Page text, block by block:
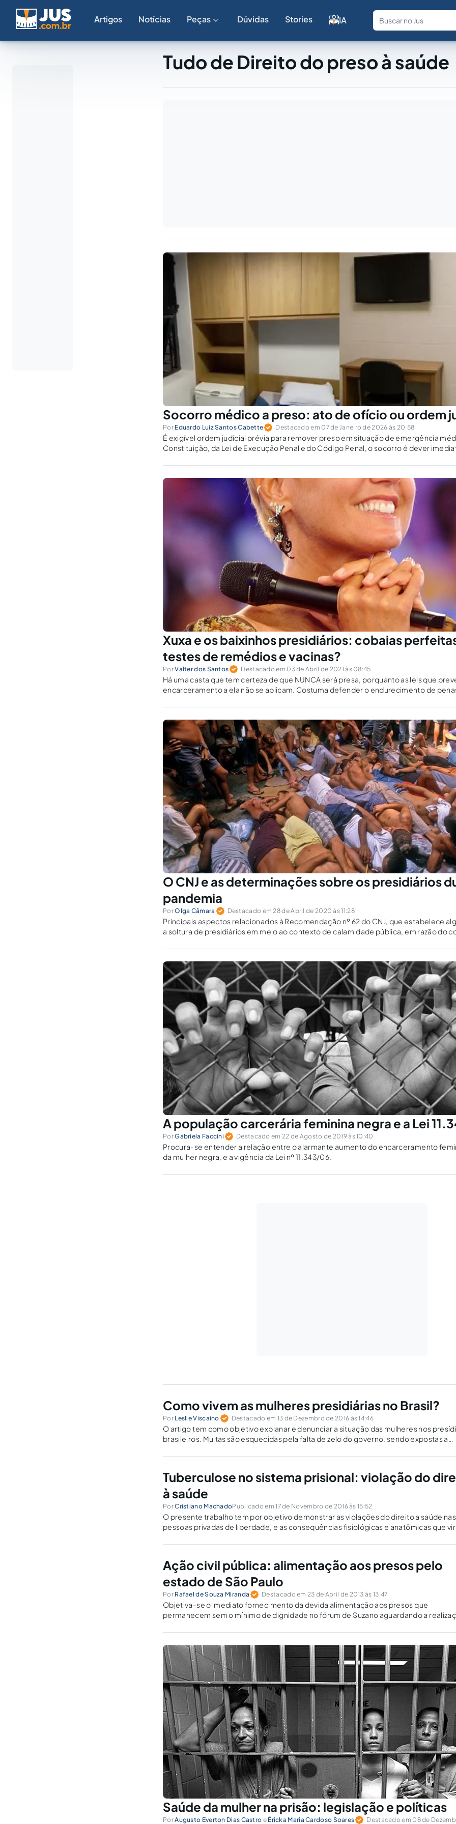
Artigos Notícias Peças Dúvidas Stories IA
Fale com
Tudo de Direito do preso à saúde
Socorro médico a preso: ato de ofício ou ordem
Por Eduardo Luiz Santos Cabette Destacado em 07 de Janeiro de 2026 às 20:58
É exigível ordem judicial prévia para remover preso em situação de emergência
Constituição, da Lei de Execução Penal e do Código Penal, o socorro é dever
Xuxa e os baixinhos presidiários: cobaias
testes de remédios e vacinas?
PorValter dos Santos Destacado em 03 de Abril de 2021 às 08:45
Há uma casta que tem certeza de que NUNCA será presa, porquanto as leis que
encarceramento a ela não se aplicam. Costuma defender o endurecimento de
O CNJ e as determinações sobre os presidiários
pandemia
PorOlga Câmara Destacado em 28 de Abril de 2020 às 11:28
Principais aspectos relacionados à Recomendação nº 62 do CNJ, que estabelece
a soltura de presidiários em meio ao contexto de calamidade pública, em razão do
A população carcerária feminina negra e a Lei
PorGabriela Faccini Destacado em 22 de Agosto de 2019 às 10:40
Procura-se entender a relação entre o alarmante aumento do encarceramento
da mulher negra, e a vigência da Lei nº 11.343/06.
Como vivem as mulheres presidiárias no Brasil?
Por Leslie Viscaino Destacado em 13 de Dezembro de 2016 às 14:46
O artigo tem como objetivo explanar e denunciar a situação das mulheres nos
brasileiros. Muitas são esquecidas pela falta de zelo do governo, sendo expostas a
Tuberculose no sistema prisional: violação do
à saúde
PorCristiano MachadoPublicado em 17 de Novembro de 2016 às 15:52
O presente trabalho tem por objetivo demonstrar as violações do direito a saúde nas
pessoas privadas de liberdade, e as consequências fisiológicas e anatômicas que
Ação civil pública: alimentação aos presos pelo
estado de São Paulo
Por Rafael de Souza Miranda Destacado em 23 de Abril de 2013 às 13:47
Objetiva-se o imediato fornecimento da devida alimentação aos presos que
permanecem sem o mínimo de dignidade no fórum de Suzano aguardando a
Saúde da mulher na prisão: legislação e políticas
PorAugusto Everton Dias Castro e Éricka Maria Cardoso Soares Destacado em 08 de